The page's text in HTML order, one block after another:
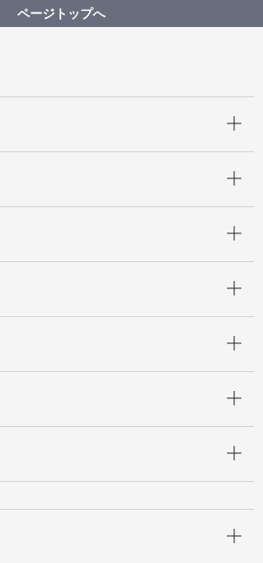
ページトップへ